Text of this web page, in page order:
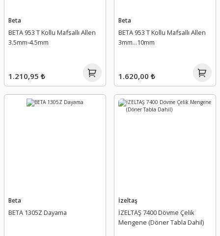
Beta
BETA 953 T Kollu Mafsallı Allen
3.5mm-4.5mm
1.210,95 ₺
Beta
BETA 953 T Kollu Mafsallı Allen
3mm...10mm
1.620,00 ₺
Beta
BETA 1305Z Dayama
İzeltaş
İZELTAŞ 7400 Dövme Çelik
Mengene (Döner Tabla Dahil)